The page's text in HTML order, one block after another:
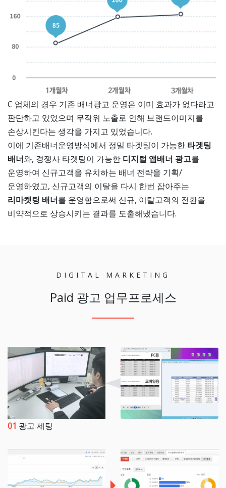
C 업체의 경우 기존 배너광고 운영은 이미 효과가 없다라고
판단하고 있었으며 무작위 노출로 인해 브랜드이미지를
손상시킨다는 생각을 가지고 있었습니다.
이에 기존배너운영방식에서 정밀 타겟팅이 가능한 타겟팅
배너와, 경쟁사 타겟팅이 가능한 디지털 앱배너 광고를
운영하여 신규고객을 유치하는 배너 전략을 기획/
운영하였고, 신규고객의 이탈을 다시 한번 잡아주는
리마켓팅 배너를 운영함으로써 신규, 이탈고객의 전환을
비약적으로 상승시키는 결과를 도출해냈습니다.
DIGITAL MARKETING
Paid 광고 업무프로세스
01 광고 세팅